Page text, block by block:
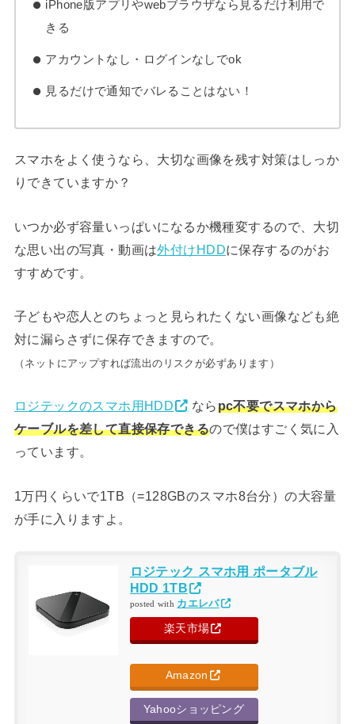
iPhone版アプリやwebブラウザなら見るだけ利用で
きる
アカウントなし・ログインなしでok
見るだけで通知でバレることはない！
スマホをよく使うなら、大切な画像を残す対策はしっか
りできていますか？
いつか必ず容量いっぱいになるか機種変するので、大切
な思い出の写真・動画は外付けHDDに保存するのがお
すすめです。
子どもや恋人とのちょっと見られたくない画像なども絶
対に漏らさずに保存できますので。
（ネットにアップすれば流出のリスクが必ずあります）
ロジテックのスマホ用HDD ならpc不要でスマホから
ケーブルを差して直接保存できるので僕はすごく気に入
っています。
1万円くらいで1TB（=128GBのスマホ8台分）の大容量
が手に入りますよ。
ロジテック スマホ用 ポータブル
HDD 1TB
posted with カエレバ
楽天市場
Amazon
Yahooショッピング